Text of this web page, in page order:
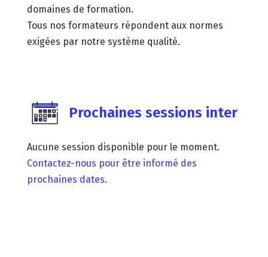
domaines de formation.
Tous nos formateurs répondent aux normes
exigées par notre système qualité.
Prochaines sessions inter
Aucune session disponible pour le moment.
Contactez-nous pour être informé des
prochaines dates.